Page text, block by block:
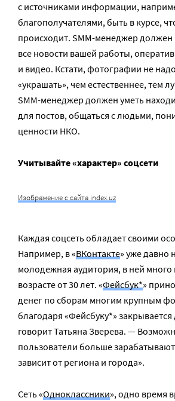
с источниками информации,
благополучателями, быть в курсе,
происходит. SMM-менеджер должен
все новости вашей работы,
и видео. Кстати, фотографии не
«украшать», чем естественнее, тем
SMM-менеджер должен уметь
для постов, общаться с людьми,
ценности НКО.
Учитывайте «характер» соцсети
Изображение с сайта index.uz
Каждая соцсеть обладает своими
Например, в «ВКонтакте» уже давно
молодежная аудитория, в ней много
возрасте от 30 лет. «Фейсбук*»
денег по сборам многим крупным
благодаря «Фейсбуку*»
говорит Татьяна Зверева. —
пользователи больше
зависит от региона и города».
Сеть «Одноклассники», одно время